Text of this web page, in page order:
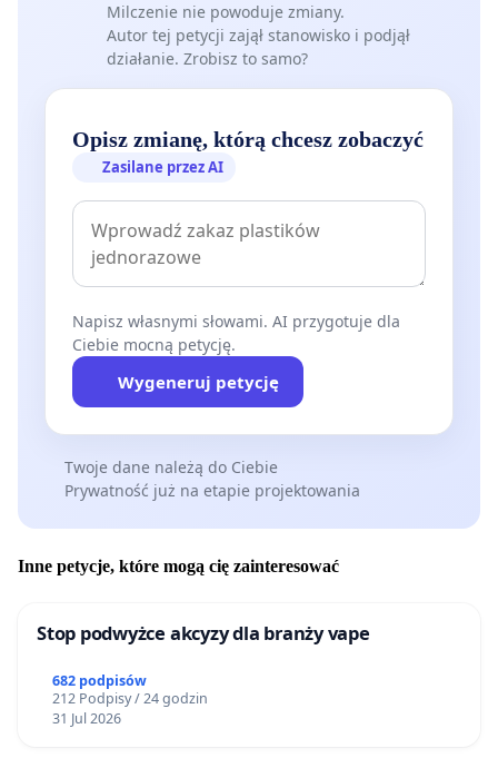
Milczenie nie powoduje zmiany.
Autor tej petycji zajął stanowisko i podjął
działanie. Zrobisz to samo?
Opisz zmianę, którą chcesz zobaczyć
Zasilane przez AI
Napisz własnymi słowami. AI przygotuje dla
Ciebie mocną petycję.
Wygeneruj petycję
Twoje dane należą do Ciebie
Prywatność już na etapie projektowania
Inne petycje, które mogą cię zainteresować
Stop podwyżce akcyzy dla branży vape
682 podpisów
212 Podpisy / 24 godzin
31 Jul 2026